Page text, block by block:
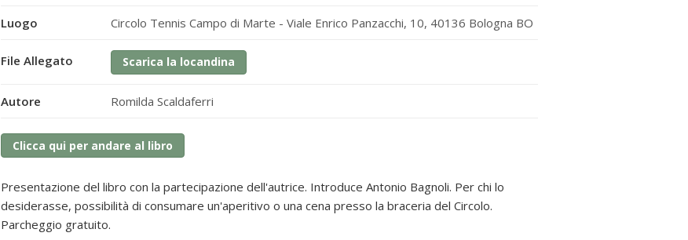
Luogo Circolo Tennis Campo di Marte - Viale Enrico Panzacchi, 10, 40136 Bologna BO
File Allegato Scarica la locandina
Autore Romilda Scaldaferri
Clicca qui per andare al libro
Presentazione del libro con la partecipazione dell'autrice. Introduce Antonio Bagnoli. Per chi lo
desiderasse, possibilità di consumare un'aperitivo o una cena presso la braceria del Circolo.
Parcheggio gratuito.